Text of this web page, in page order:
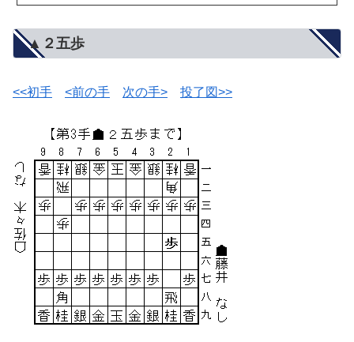
▲２五歩
<<初手 <前の手 次の手> 投了図>>